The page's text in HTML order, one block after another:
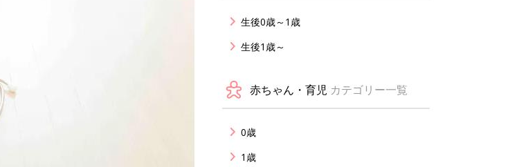
生後0歳～1歳
生後1歳～
赤ちゃん・育児 カテゴリー一覧
0歳
1歳